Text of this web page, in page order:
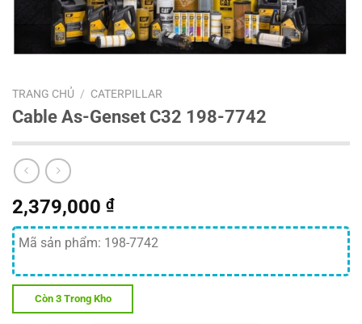
TRANG CHỦ / CATERPILLAR
Cable As-Genset C32 198-7742
2,379,000 ₫
Mã sản phẩm: 198-7742
Còn 3 Trong Kho